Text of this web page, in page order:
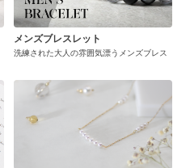
メンズブレスレット
洗練された大人の雰囲気漂うメンズブレス